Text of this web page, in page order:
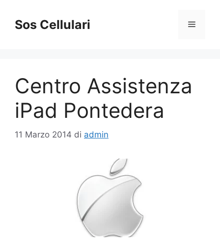
contenuto
Sos Cellulari Menu
Centro Assistenza
iPad Pontedera
11 Marzo 2014 di admin